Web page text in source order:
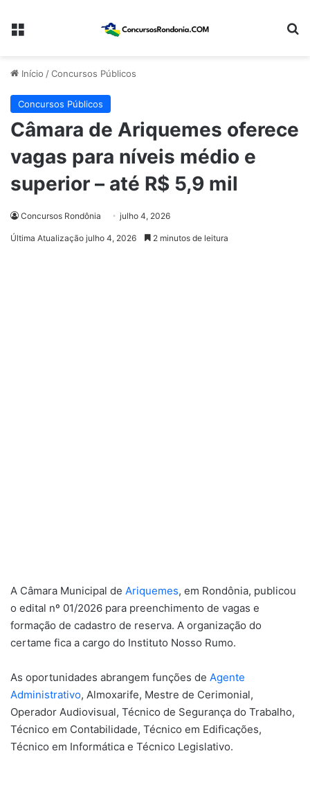
Menu
Início /Concursos Públicos
Concursos Públicos
Câmara de Ariquemes oferece
vagas para níveis médio e
superior – até R$ 5,9 mil
Concursos Rondônia julho 4, 2026
Última Atualização julho 4, 2026 2 minutos de leitura
A Câmara Municipal de Ariquemes, em Rondônia, publicou
o edital nº 01/2026 para preenchimento de vagas e
formação de cadastro de reserva. A organização do
certame fica a cargo do Instituto Nosso Rumo.
As oportunidades abrangem funções de Agente
Administrativo, Almoxarife, Mestre de Cerimonial,
Operador Audiovisual, Técnico de Segurança do Trabalho,
Técnico em Contabilidade, Técnico em Edificações,
Técnico em Informática e Técnico Legislativo.